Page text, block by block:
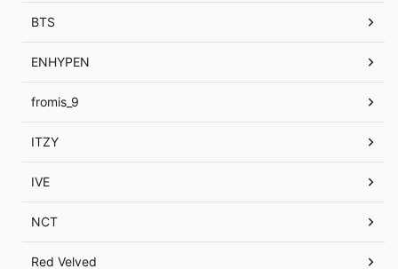
BTS
ENHYPEN
fromis_9
ITZY
IVE
NCT
Red Velved